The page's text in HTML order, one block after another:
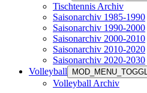
Tischtennis Archiv
Saisonarchiv 1985-1990
Saisonarchiv 1990-2000
Saisonarchiv 2000-2010
Saisonarchiv 2010-2020
Saisonarchiv 2020-2030
Volleyball
Volleyball Archiv